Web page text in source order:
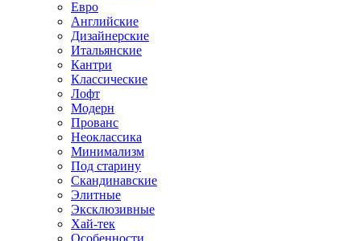
Евро
Английские
Дизайнерские
Итальянские
Кантри
Классические
Лофт
Модерн
Прованс
Неоклассика
Минимализм
Под старину
Скандинавские
Элитные
Эксклюзивные
Хай-тек
Особенности